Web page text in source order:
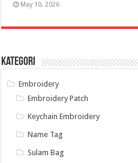
May 10, 2026
Kategori
Embroidery
Embroidery Patch
Keychain Embroidery
Name Tag
Sulam Bag